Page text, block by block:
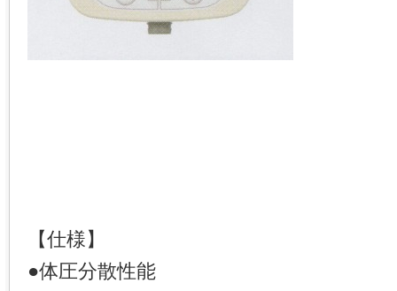
【仕様】
●体圧分散性能